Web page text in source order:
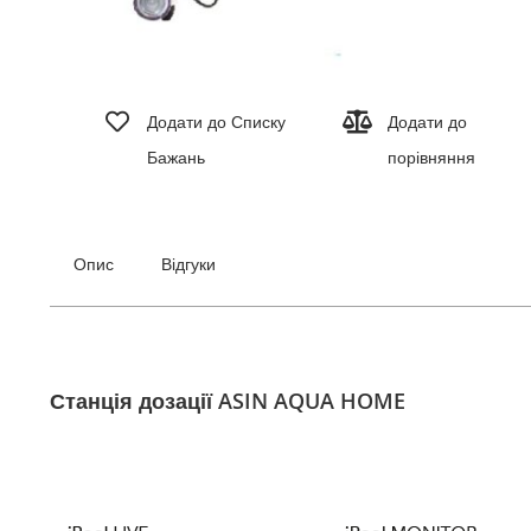
Додати до Списку
Бажань
Додати до
порівняння
Опис Відгуки
Станція дозації ASIN AQUA HOME